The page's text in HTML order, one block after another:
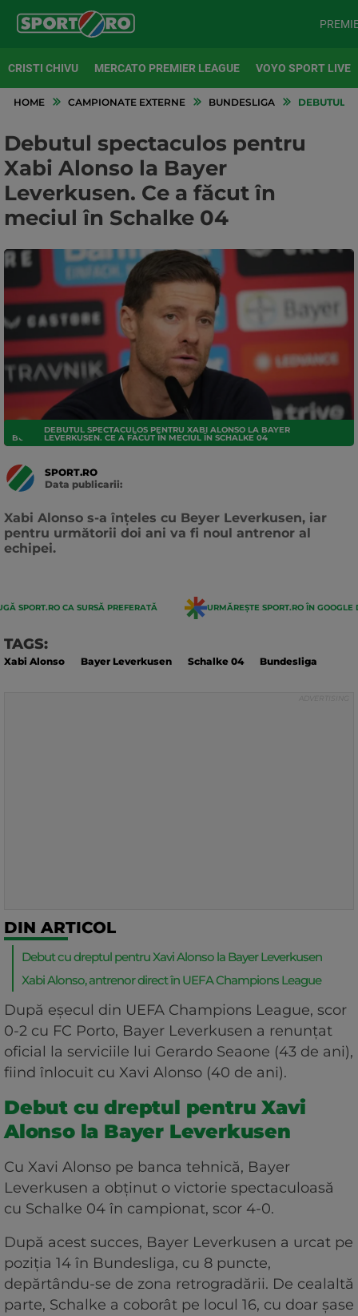
CRISTI CHIVU MERCATO PREMIER LEAGUE VOYO SPORT LIVE
HOME CAMPIONATE EXTERNE BUNDESLIGA DEBUTUL
Debutul spectaculos pentru
Xabi Alonso la Bayer
Leverkusen. Ce a făcut în
meciul în Schalke 04
BUNDESLIGA
DEBUTUL SPECTACULOS PENTRU XABI ALONSO LA BAYER
LEVERKUSEN. CE A FĂCUT ÎN MECIUL ÎN SCHALKE 04
SPORT.RO
Data publicarii:
Xabi Alonso s-a înțeles cu Beyer Leverkusen, iar
pentru următorii doi ani va fi noul antrenor al
echipei.
SPORT.RO CA SURSĂ PREFERATĂ URMĂREȘTE SPORT.RO ÎN GOOGLE
TAGS:
Xabi Alonso Bayer Leverkusen Schalke 04 Bundesliga
DIN ARTICOL
Debut cu dreptul pentru Xavi Alonso la Bayer Leverkusen
Xabi Alonso, antrenor direct în UEFA Champions League
După eșecul din UEFA Champions League, scor
0-2 cu FC Porto, Bayer Leverkusen a renunțat
oficial la serviciile lui Gerardo Seaone (43 de ani),
fiind înlocuit cu Xavi Alonso (40 de ani).
Debut cu dreptul pentru Xavi
Alonso la Bayer Leverkusen
Cu Xavi Alonso pe banca tehnică, Bayer
Leverkusen a obținut o victorie spectaculoasă
cu Schalke 04 în campionat, scor 4-0.
După acest succes, Bayer Leverkusen a urcat pe
poziția 14 în Bundesliga, cu 8 puncte,
depărtându-se de zona retrogradării. De cealaltă
parte, Schalke a coborât pe locul 16, cu doar șase